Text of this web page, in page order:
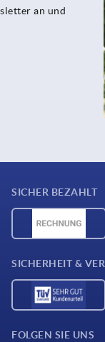
an und
SICHER BEZAHLT
SICHERHEIT &
FOLGEN SIE UNS